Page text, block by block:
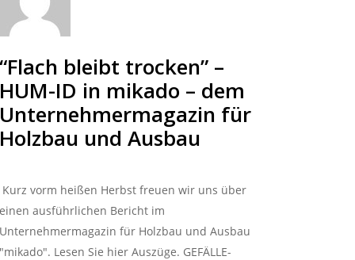
“Flach bleibt trocken” –
HUM-ID in mikado – dem
Unternehmermagazin für
Holzbau und Ausbau
Kurz vorm heißen Herbst freuen wir uns über
einen ausführlichen Bericht im
Unternehmermagazin für Holzbau und Ausbau
"mikado". Lesen Sie hier Auszüge. GEFÄLLE-